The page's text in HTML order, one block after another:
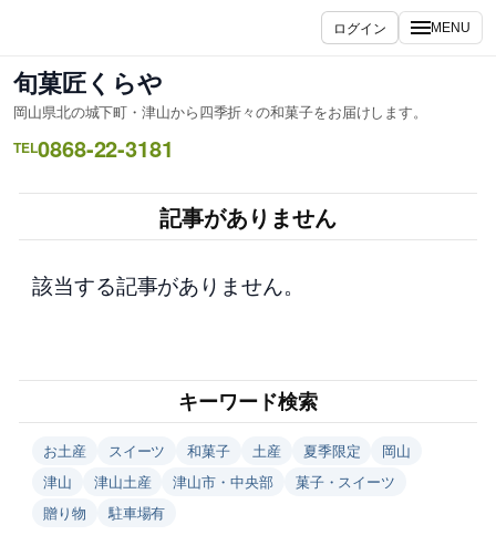
を
ス
キ
ッ
ログイン MENU
旬菓匠くらや
岡山県北の城下町・津山から四季折々の和菓子をお届けします。
TEL0868-22-3181
記事がありません
該当する記事がありません。
キーワード検索
お土産 スイーツ 和菓子 土産 夏季限定
岡山
津山
津山土産 津山市・中央部
菓子・スイーツ
贈り物
駐車場有